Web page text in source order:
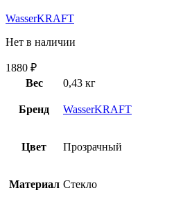
WasserKRAFT
Нет в наличии
1880 ₽
Вес
0,43 кг
Бренд WasserKRAFT
Цвет Прозрачный
Материал Стекло